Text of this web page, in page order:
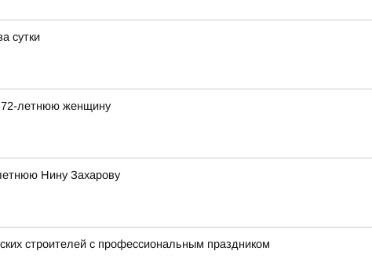
сутки
72-летнюю женщину
Нину Захарову
строителей с профессиональным праздником